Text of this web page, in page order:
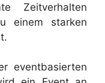
Zeitverhalten
einem starken
eventbasierten